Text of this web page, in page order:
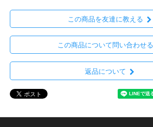
この商品を友達に教える
この商品について問い合わせる
返品について